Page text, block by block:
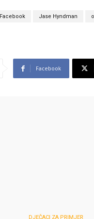
Facebook Jase Hyndman
Facebook
DJEČACI ZA PRIMJER